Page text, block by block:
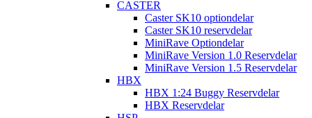
CASTER
Caster SK10 optiondelar
Caster SK10 reservdelar
MiniRave Optiondelar
MiniRave Version 1.0 Reservdelar
MiniRave Version 1.5 Reservdelar
HBX
HBX 1:24 Buggy Reservdelar
HBX Reservdelar